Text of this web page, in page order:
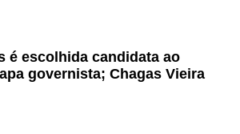
é escolhida candidata ao
governista; Chagas Vieira